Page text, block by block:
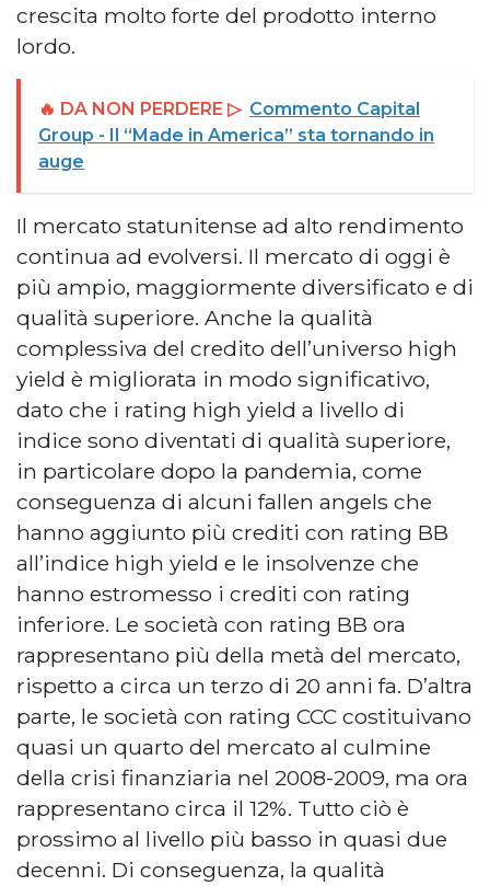
crescita molto forte del prodotto interno
lordo.
🔥 DA NON PERDERE ▷ Commento Capital
Group - Il “Made in America” sta tornando in
auge
Il mercato statunitense ad alto rendimento
continua ad evolversi. Il mercato di oggi è
più ampio, maggiormente diversificato e di
qualità superiore. Anche la qualità
complessiva del credito dell’universo high
yield è migliorata in modo significativo,
dato che i rating high yield a livello di
indice sono diventati di qualità superiore,
in particolare dopo la pandemia, come
conseguenza di alcuni fallen angels che
hanno aggiunto più crediti con rating BB
all’indice high yield e le insolvenze che
hanno estromesso i crediti con rating
inferiore. Le società con rating BB ora
rappresentano più della metà del mercato,
rispetto a circa un terzo di 20 anni fa. D’altra
parte, le società con rating CCC costituivano
quasi un quarto del mercato al culmine
della crisi finanziaria nel 2008-2009, ma ora
rappresentano circa il 12%. Tutto ciò è
prossimo al livello più basso in quasi due
decenni. Di conseguenza, la qualità